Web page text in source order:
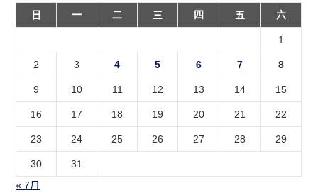
日
一 二 三 四 五 六
1
2 3 4 5 6 7 8
9 10 11 12 13 14 15
16 17 18 19 20 21 22
23 24 25 26 27 28 29
30
31
« 7月